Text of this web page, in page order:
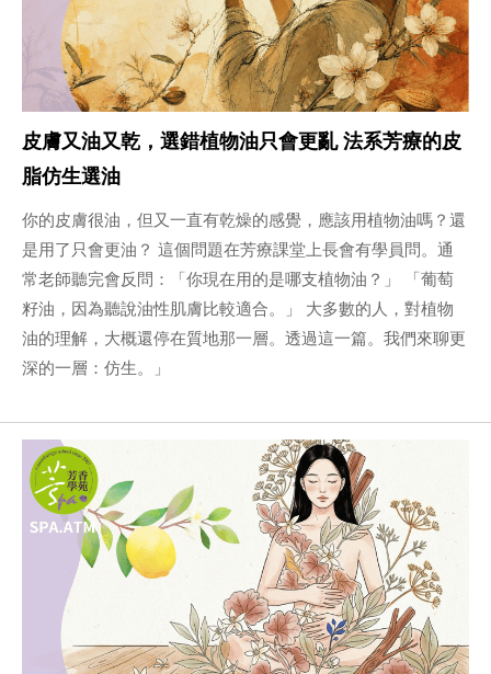
皮膚又油又乾，選錯植物油只會更亂 法系芳療的皮
脂仿生選油
你的皮膚很油，但又一直有乾燥的感覺，應該用植物油嗎？還
是用了只會更油？ 這個問題在芳療課堂上長會有學員問。通
常老師聽完會反問：「你現在用的是哪支植物油？」 「葡萄
籽油，因為聽說油性肌膚比較適合。」 大多數的人，對植物
油的理解，大概還停在質地那一層。透過這一篇。我們來聊更
深的一層：仿生。」